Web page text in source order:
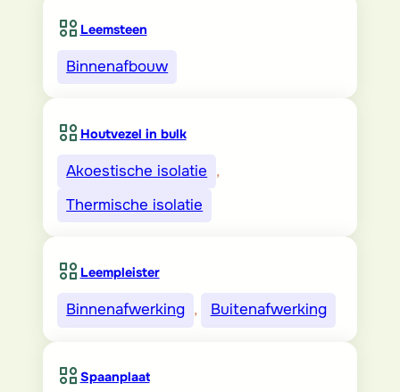
Leemsteen
Binnenafbouw
Houtvezel in bulk
Akoestische isolatie ,
Thermische isolatie
Leempleister
Binnenafwerking , Buitenafwerking
Spaanplaat